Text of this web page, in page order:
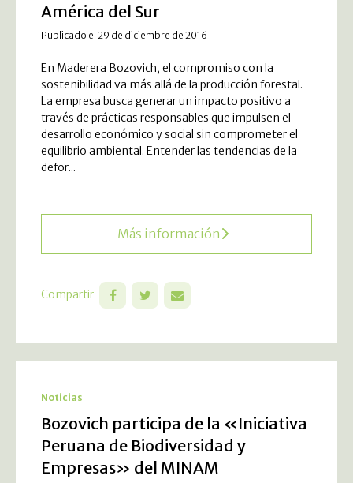
América del Sur
Publicado el 29 de diciembre de 2016
En Maderera Bozovich, el compromiso con la
sostenibilidad va más allá de la producción forestal.
La empresa busca generar un impacto positivo a
través de prácticas responsables que impulsen el
desarrollo económico y social sin comprometer el
equilibrio ambiental. Entender las tendencias de la
defor...
Más información
Compartir
Noticias
Bozovich participa de la «Iniciativa
Peruana de Biodiversidad y
Empresas» del MINAM